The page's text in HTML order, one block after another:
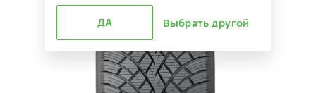
ДА Выбрать другой